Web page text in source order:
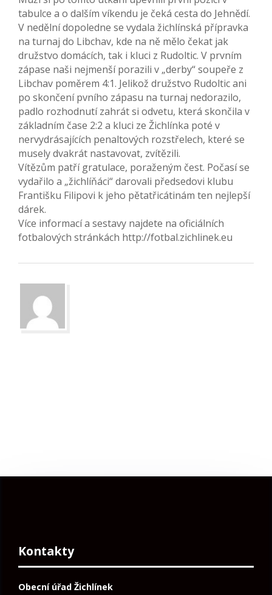
tabulce a o dalším víkendu je čeká cesta do Jehnědí.
V nedělní dopoledne se vydala žichlínská přípravka
na turnaj do Libchav, kde na ně mělo čekat jak
družstvo domácích, tak i kluci z Rudoltic. V prvním
zápase naši nejmenší porazili v „derby“ soupeře z
Libchav poměrem 4:1. Jelikož družstvo Rudoltic ani
po skončení pvního zápasu na turnaj nedorazilo,
padlo rozhodnutí zahrát si odvetu, která skončila v
základním čase 2:2 a kluci ze Žichlínka poté v
nervydrásajících penaltových rozstřelech, které se
musely dvakrát nastavovat, zvítězili.
Vítězům patří gratulace, poraženým čest. Počasí se
vydařilo a „žichlíňáci“ darovali předsedovi klubu
Františku Filipovi k jeho pětatřicátinám ten nejlepší
dárek.
Více informací a sestavy najdete na oficiálních
fotbalových stránkách http://fotbal.zichlinek.eu
Kontakty
Obecní úřad Žichlínek